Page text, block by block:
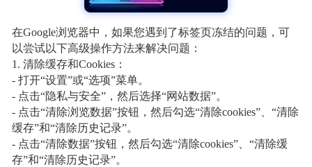
在Google浏览器中，如果您遇到了标签页冻结的问题，可
以尝试以下高级操作方法来解决问题：
1. 清除缓存和Cookies：
- 打开“设置”或“选项”菜单。
- 点击“隐私与安全”，然后选择“网站数据”。
- 点击“清除浏览数据”按钮，然后勾选“清除cookies”、“清除
缓存”和“清除历史记录”。
- 点击“清除数据”按钮，然后勾选“清除cookies”、“清除缓
存”和“清除历史记录”。